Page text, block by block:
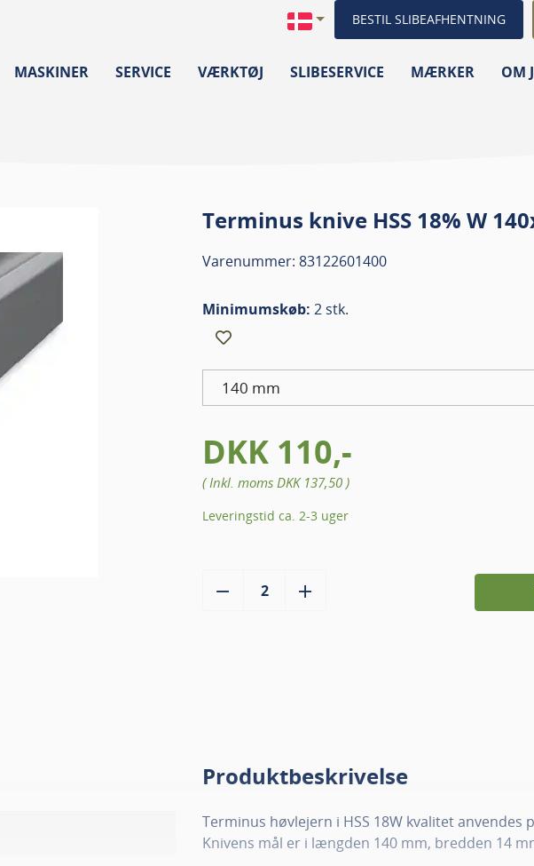
BESTIL SLIBEAFHENTNING
MASKINER SERVICE VÆRKTØJ SLIBESERVICE MÆRKER OM
Terminus knive HSS 18% W
Varenummer: 83122601400
Minimumskøb: 2 stk.
140 mm
DKK 110,-
( Inkl. moms DKK 137,50 )
Leveringstid ca. 2-3 uger
Produktbeskrivelse
Terminus høvlejern i HSS 18W kvalitet
Knivens mål er i længden 140 mm, bredden 14